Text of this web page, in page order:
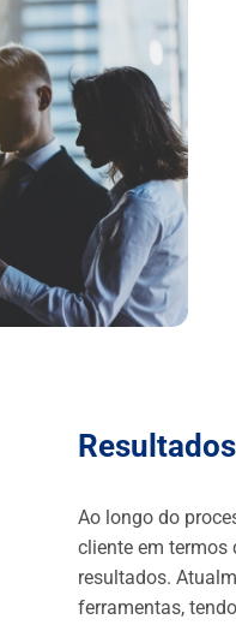
Resultados
Ao longo do
cliente em termos
resultados.
ferramentas,